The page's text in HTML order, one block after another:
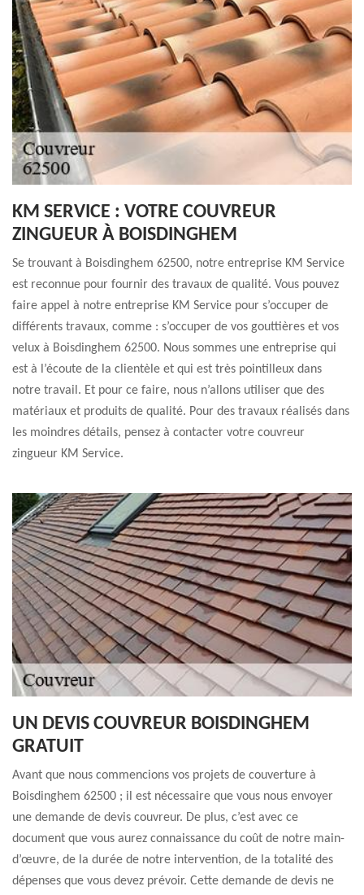
KM SERVICE : VOTRE COUVREUR
ZINGUEUR À BOISDINGHEM
Se trouvant à Boisdinghem 62500, notre entreprise KM Service
est reconnue pour fournir des travaux de qualité. Vous pouvez
faire appel à notre entreprise KM Service pour s’occuper de
différents travaux, comme : s’occuper de vos gouttières et vos
velux à Boisdinghem 62500. Nous sommes une entreprise qui
est à l’écoute de la clientèle et qui est très pointilleux dans
notre travail. Et pour ce faire, nous n’allons utiliser que des
matériaux et produits de qualité. Pour des travaux réalisés dans
les moindres détails, pensez à contacter votre couvreur
zingueur KM Service.
UN DEVIS COUVREUR BOISDINGHEM
GRATUIT
Avant que nous commencions vos projets de couverture à
Boisdinghem 62500 ; il est nécessaire que vous nous envoyer
une demande de devis couvreur. De plus, c’est avec ce
document que vous aurez connaissance du coût de notre main-
d’œuvre, de la durée de notre intervention, de la totalité des
dépenses que vous devez prévoir. Cette demande de devis ne